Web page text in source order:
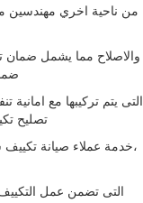
من ناحية اخري مهندسين
والاصلاح مما يشمل ضمان
التى يتم تركيبها مع امانية
تصليح
،خدمة عملاء صيانة
التى تضمن عمل